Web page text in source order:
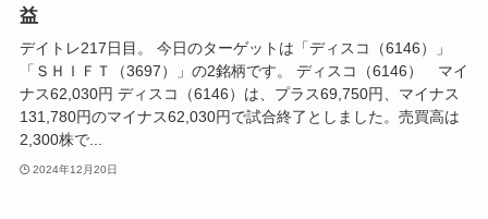
益
デイトレ217日目。 今日のターゲットは「ディスコ（6146）」
「ＳＨＩＦＴ（3697）」の2銘柄です。 ディスコ（6146） マイ
ナス62,030円 ディスコ（6146）は、プラス69,750円、マイナス
131,780円のマイナス62,030円で試合終了としました。売買高は
2,300株で...
2024年12月20日